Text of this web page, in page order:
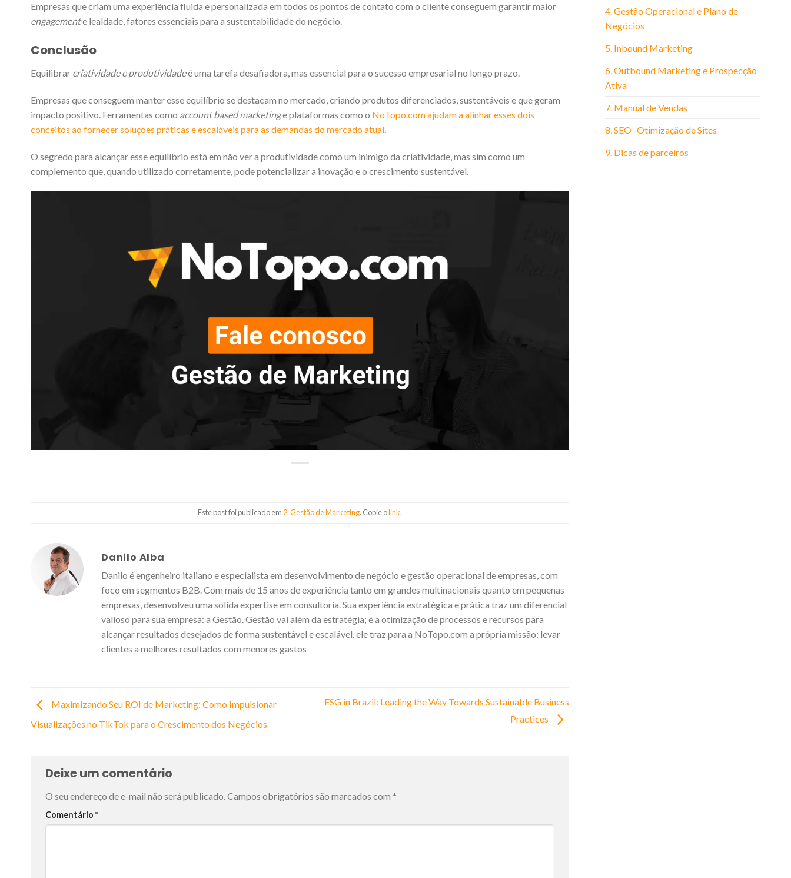
Empresas que criam uma experiência fluida e personalizada em todos os pontos de contato com o cliente conseguem garantir maior
engagemente lealdade, fatores essenciais para a sustentabilidade do negócio.
Conclusão
Equilibrar criatividade e produtividadeé uma tarefa desafiadora, mas essencial para o sucesso empresarial no longo prazo.
Empresas que conseguem manter esse equilíbrio se destacam no mercado, criando produtos diferenciados, sustentáveis e que geram
impacto positivo. Ferramentas como account based marketinge plataformas como o NoTopo.com ajudam a alinhar esses dois
conceitos ao fornecer soluções práticas e escaláveis para as demandas do mercado atual.
O segredo para alcançar esse equilíbrio está em não ver a produtividade como um inimigo da criatividade, mas sim como um
complemento que, quando utilizado corretamente, pode potencializar a inovação e o crescimento sustentável.
Este post foi publicado em 2. Gestão de Marketing. Copie olink.
Danilo Alba
Danilo é engenheiro italiano e especialista em desenvolvimento de negócio e gestão operacional de empresas, com
foco em segmentos B2B. Com mais de 15 anos de experiência tanto em grandes multinacionais quanto em pequenas
empresas, desenvolveu uma sólida expertise em consultoria. Sua experiência estratégica e prática traz um diferencial
valioso para sua empresa: a Gestão. Gestão vai além da estratégia; é a otimização de processos e recursos para
alcançar resultados desejados de forma sustentável e escalável. ele traz para a NoTopo.com a própria missão: levar
clientes a melhores resultados com menores gastos
Maximizando Seu ROI de Marketing: Como Impulsionar
Visualizações no TikTok para o Crescimento dos Negócios
ESG in Brazil: Leading the Way Towards Sustainable Business
Practices
Deixe um comentário
O seu endereço de e-mail não será publicado. Campos obrigatórios são marcados com *
Comentário *
4. Gestão Operacional e Plano de
Negócios
5. Inbound Marketing
6. Outbound Marketing e Prospecção
Ativa
7. Manual de Vendas
8. SEO -Otimização de Sites
9. Dicas de parceiros